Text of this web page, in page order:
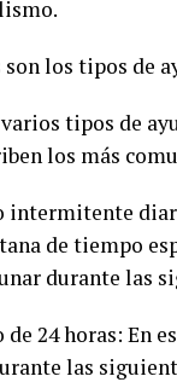
son los tipos de
tipos de
los más
intermitente
de tiempo
durante las
de 24 horas: En
las